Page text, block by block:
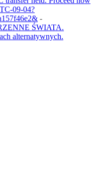
09-04?
-
ŚWIATA.
alternatywnych.